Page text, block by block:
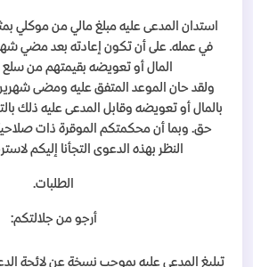
استدان المدعى عليه مبلغ مالي من موكلي
في عمله. على أن تكون إعادته بعد مضي
المال أو تعويضه بقيمتهم من سلع
ولقد حان الموعد المتفق عليه ومضى
بالمال أو تعويضه وقابل المدعى عليه ذلك
حق. وبما أن محكمتكم الموقرة ذات صلاحية
النظر بهذه الدعوى التجأنا إليكم
الطلبات.
أرجو من جلالتكم:
تبليغ المدعى عليه بموجب نسخة عن لائحة